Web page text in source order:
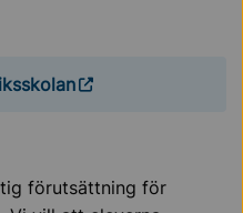
förutsättning för